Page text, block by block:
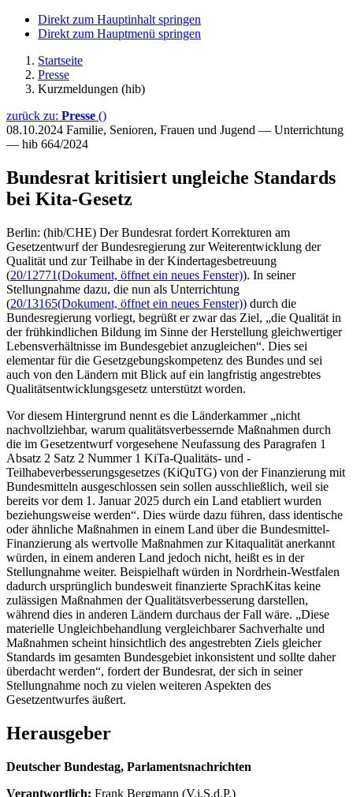
Direkt zum Hauptinhalt springen
Direkt zum Hauptmenü springen
Startseite
Presse
Kurzmeldungen (hib)
zurück zu: Presse ()
08.10.2024 Familie, Senioren, Frauen und Jugend — Unterrichtung
— hib 664/2024
Bundesrat kritisiert ungleiche Standards
bei Kita-Gesetz
Berlin: (hib/CHE) Der Bundesrat fordert Korrekturen am
Gesetzentwurf der Bundesregierung zur Weiterentwicklung der
Qualität und zur Teilhabe in der Kindertagesbetreuung
(20/12771(Dokument, öffnet ein neues Fenster)). In seiner
Stellungnahme dazu, die nun als Unterrichtung
(20/13165(Dokument, öffnet ein neues Fenster)) durch die
Bundesregierung vorliegt, begrüßt er zwar das Ziel, „die Qualität in
der frühkindlichen Bildung im Sinne der Herstellung gleichwertiger
Lebensverhältnisse im Bundesgebiet anzugleichen“. Dies sei
elementar für die Gesetzgebungskompetenz des Bundes und sei
auch von den Ländern mit Blick auf ein langfristig angestrebtes
Qualitätsentwicklungsgesetz unterstützt worden.
Vor diesem Hintergrund nennt es die Länderkammer „nicht
nachvollziehbar, warum qualitätsverbessernde Maßnahmen durch
die im Gesetzentwurf vorgesehene Neufassung des Paragrafen 1
Absatz 2 Satz 2 Nummer 1 KiTa-Qualitäts- und -
Teilhabeverbesserungsgesetzes (KiQuTG) von der Finanzierung mit
Bundesmitteln ausgeschlossen sein sollen ausschließlich, weil sie
bereits vor dem 1. Januar 2025 durch ein Land etabliert wurden
beziehungsweise werden“. Dies würde dazu führen, dass identische
oder ähnliche Maßnahmen in einem Land über die Bundesmittel-
Finanzierung als wertvolle Maßnahmen zur Kitaqualität anerkannt
würden, in einem anderen Land jedoch nicht, heißt es in der
Stellungnahme weiter. Beispielhaft würden in Nordrhein-Westfalen
dadurch ursprünglich bundesweit finanzierte SprachKitas keine
zulässigen Maßnahmen der Qualitätsverbesserung darstellen,
während dies in anderen Ländern durchaus der Fall wäre. „Diese
materielle Ungleichbehandlung vergleichbarer Sachverhalte und
Maßnahmen scheint hinsichtlich des angestrebten Ziels gleicher
Standards im gesamten Bundesgebiet inkonsistent und sollte daher
überdacht werden“, fordert der Bundesrat, der sich in seiner
Stellungnahme noch zu vielen weiteren Aspekten des
Gesetzentwurfes äußert.
Herausgeber
Deutscher Bundestag, Parlamentsnachrichten
Verantwortlich: Frank Bergmann (V.i.S.d.P.)